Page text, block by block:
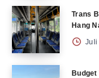
Trans
Hang
Juli